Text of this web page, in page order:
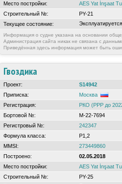
Место постройки:
AES Yat İnşaat
Строительный №:
PY-21
Текущее состояние:
Эксплуатируется
Информация о судне указана на основании
Администрация сайта никак не связана с
Приведённая здесь информация может быть
Гвоздика
Проект:
S14942
Приписка:
Москва
Регистрация:
РКО (РРР до
Бортовой №:
М-22-7694
Регистровый №:
242347
Формула класса:
Р1,2
MMSI:
273449860
Построено:
02.05.2018
Место постройки:
AES Yat İnşaat
Строительный №:
PY-25